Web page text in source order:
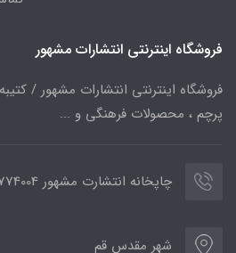
فروشگاه اینترنتی انتشارات مشهور
فروشگاه اینترنتی انتشارات مشهور /
پرچم ، محصولات فرهنگی و ...
چاپخانه انتشارت مشهور 09386774004
شهر مقدس قم